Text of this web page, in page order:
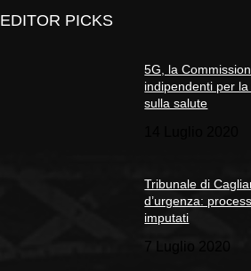
EDITOR PICKS
5G, la
indipendenti per
sulla salute
Tribunale di
d’urgenza:
imputati
7 Luglio 2020